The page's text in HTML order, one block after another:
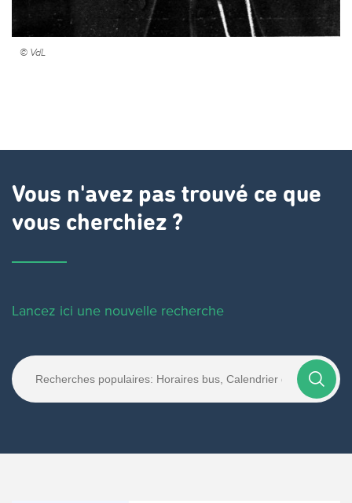
© VdL
Vous n'avez pas trouvé ce que
vous cherchiez ?
Lancez ici une nouvelle recherche